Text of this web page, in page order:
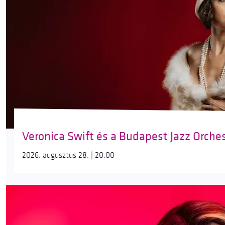
Veronica Swift és a Budapest Jazz
2026. augusztus 28. | 20:00